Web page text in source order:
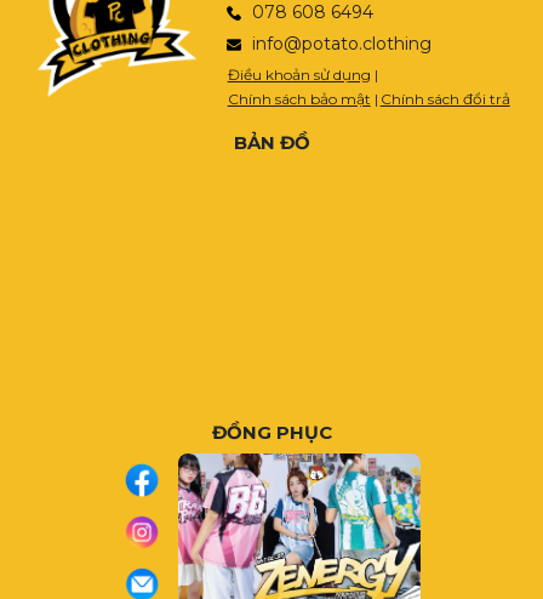
078 608 6494
info@potato.clothing
Điều khoản sử dụng |
Chính sách bảo mật | Chính sách đổi trả
BẢN ĐỒ
ĐỒNG PHỤC